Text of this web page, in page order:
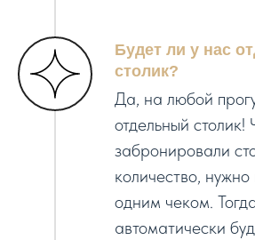
Будет ли у нас
столик?
Да, на любой
отдельный
забронировали
количество, нужно
одним чеком.
автоматически